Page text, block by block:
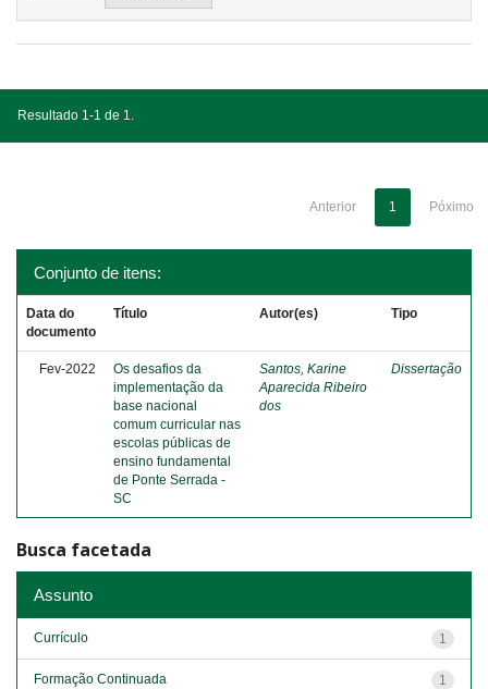
Resultado 1-1 de 1.
Anterior 1 Póximo
Conjunto de itens:
Data do
documento
Título Autor(es) Tipo
Fev-2022
Os desafios da
implementação da
base nacional
comum curricular nas
escolas públicas de
ensino fundamental
de Ponte Serrada -
SC
Santos, Karine
Aparecida Ribeiro
dos
Dissertação
Busca facetada
Assunto
1
Currículo
1
Formação Continuada